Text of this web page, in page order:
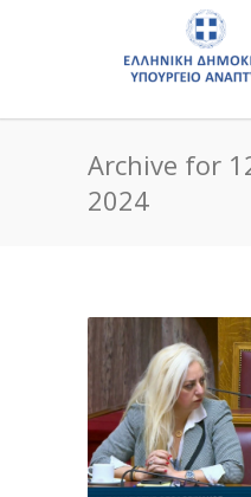
Archive for
2024